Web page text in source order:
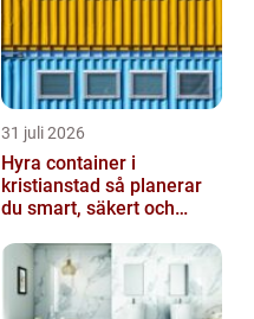
31 juli 2026
Hyra container i
kristianstad så planerar
du smart, säkert och